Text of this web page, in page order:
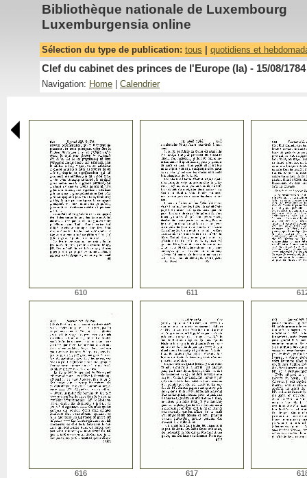
Bibliothèque nationale de Luxembourg
Luxemburgensia online
Sélection du type de publication: tous quotidiens et
Clef du cabinet des princes de l'Europe (la) - 15/08/1784
Navigation: Home Calendrier
610 611
616 617